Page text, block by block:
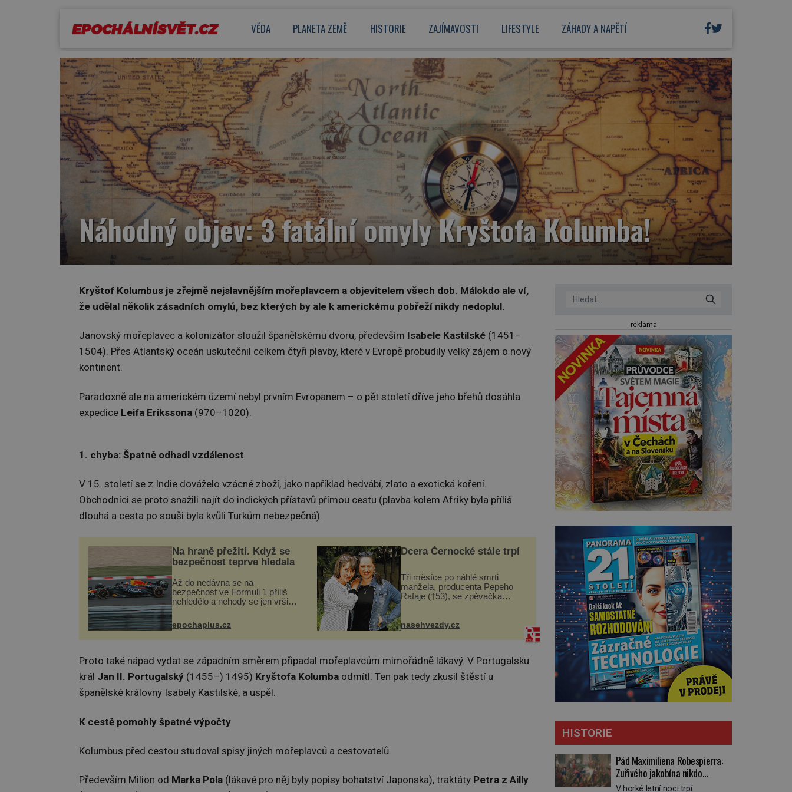
VĚDA PLANETA ZEMĚ HISTORIE ZAJÍMAVOSTI LIFESTYLE ZÁHADY A NAPĚTÍ
Náhodný objev: 3 fatální omyly Kryštofa Kolumba!
Kryštof Kolumbus je zřejmě nejslavnějším mořeplavcem a objevitelem všech dob. Málokdo ale ví,
že udělal několik zásadních omylů, bez kterých by ale k americkému pobřeží nikdy nedoplul.
Janovský mořeplavec a kolonizátor sloužil španělskému dvoru, především Isabele Kastilské (1451–
1504). Přes Atlantský oceán uskutečnil celkem čtyři plavby, které v Evropě probudily velký zájem o nový
kontinent.
Paradoxně ale na americkém území nebyl prvním Evropanem – o pět století dříve jeho břehů dosáhla
expedice Leifa Erikssona (970–1020).
1. chyba: Špatně odhadl vzdálenost
V 15. století se z Indie dováželo vzácné zboží, jako například hedvábí, zlato a exotická koření.
Obchodníci se proto snažili najít do indických přístavů přímou cestu (plavba kolem Afriky byla příliš
dlouhá a cesta po souši byla kvůli Turkům nebezpečná).
Na hraně přežití. Když se
bezpečnost teprve hledala
Až do nedávna se na
bezpečnost ve Formuli 1 příliš
nehledělo a nehody se jen vršily.
kůži, často s trvalými následky
nebo bohužel i ztrátou života.
Dnes nepochopiteln...
epochaplus.cz
Dcera Černocké stále trpí
Tři měsíce po náhlé smrti
manžela, producenta Pepeho
Rafaje (†53), se zpěvačka
ozvala veřejnosti. Na sociální
nasehvezdy.cz
Proto také nápad vydat se západním směrem připadal mořeplavcům mimořádně lákavý. V Portugalsku
král Jan II. Portugalský (1455–) 1495) Kryštofa Kolumba odmítl. Ten pak tedy zkusil štěstí u
španělské královny Isabely Kastilské, a uspěl.
K cestě pomohly špatné výpočty
Kolumbus před cestou studoval spisy jiných mořeplavců a cestovatelů.
Především Milion od Marka Pola (lákavé pro něj byly popisy bohatství Japonska), traktáty Petra z Ailly
reklama
HISTORIE
Pád Maximiliena Robespierra:
Zuřivého jakobína nikdo
nelitoval?
V horké letní noci trpí